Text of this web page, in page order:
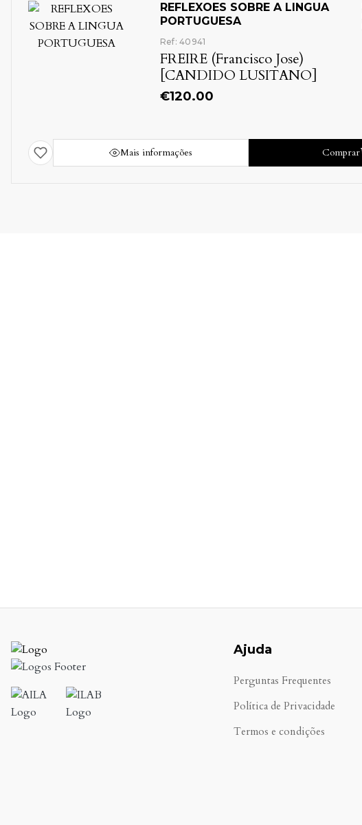
REFLEXOES SOBRE A LINGUA
PORTUGUESA
Ref: 40941
FREIRE (Francisco Jose)
[CANDIDO LUSITANO]
€120.00
Mais informações Comprar
Ajuda
Perguntas Frequentes
Política de Privacidade
Termos e condições